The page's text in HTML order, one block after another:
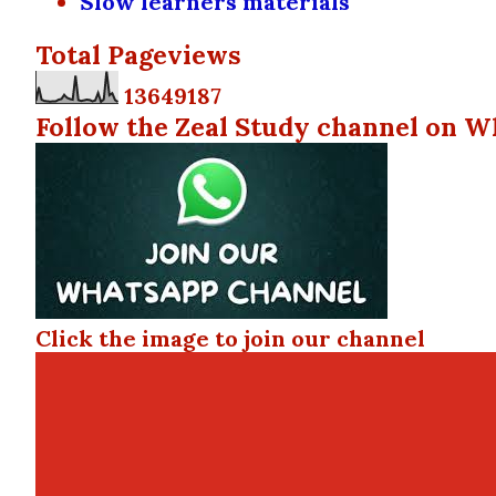
Total Pageviews
13649187
Follow the Zeal Study channel on
Click the image to join our channel